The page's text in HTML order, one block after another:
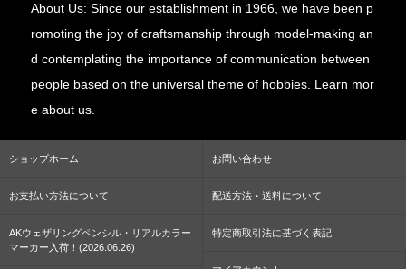
About Us: Since our establishment in 1966, we have been p
romoting the joy of craftsmanship through model-making an
d contemplating the importance of communication between
people based on the universal theme of hobbies. Learn mor
e about us.
ショップホーム お問い合わせ
お支払い方法について 配送方法・送料について
AKウェザリングペンシル・リアルカラー
マーカー入荷！(2026.06.26)
特定商取引法に基づく表記